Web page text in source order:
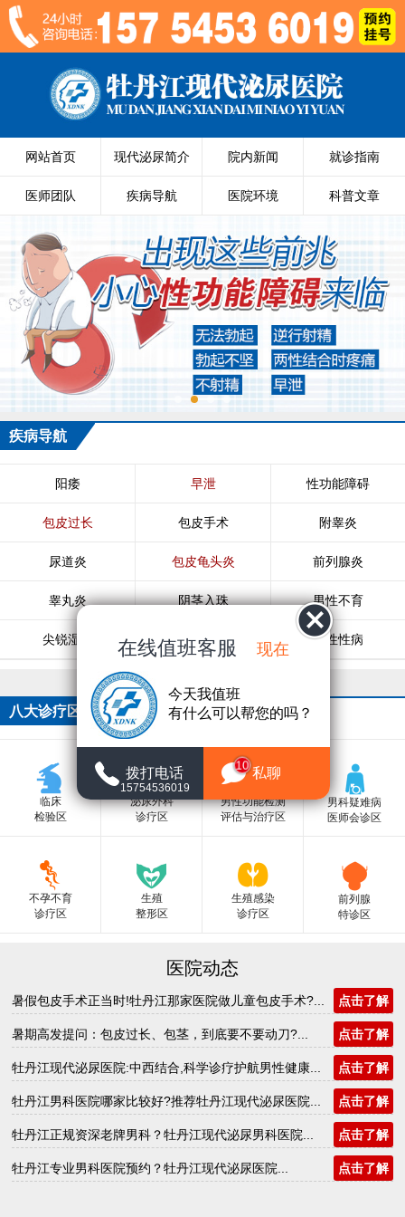
网站首页 现代泌尿简介 院内新闻 就诊指南
医师团队 疾病导航 医院环境 科普文章
疾病导航
阳痿 早泄 性功能障碍
包皮过长 包皮手术 附睾炎
尿道炎 包皮龟头炎 前列腺炎
睾丸炎 阴茎入珠 男性不育
尖锐湿疣 生殖器疱疹 男性性病
八大诊疗区
临床
检验区
泌尿外科
诊疗区
男性功能检测
评估与治疗区
男科疑难病
医师会诊区
不孕不育
诊疗区
生殖
整形区
生殖感染
诊疗区
前列腺
特诊区
医院动态
暑假包皮手术正当时!牡丹江那家医院做儿童包皮手术?... 点击了解
暑期高发提问：包皮过长、包茎，到底要不要动刀?... 点击了解
牡丹江现代泌尿医院:中西结合,科学诊疗护航男性健康... 点击了解
牡丹江男科医院哪家比较好?推荐牡丹江现代泌尿医院... 点击了解
牡丹江正规资深老牌男科？牡丹江现代泌尿男科医院... 点击了解
牡丹江专业男科医院预约？牡丹江现代泌尿医院... 点击了解
在线值班客服 现在
今天我值班
有什么可以帮您的吗？
拨打电话
15754536019
10私聊